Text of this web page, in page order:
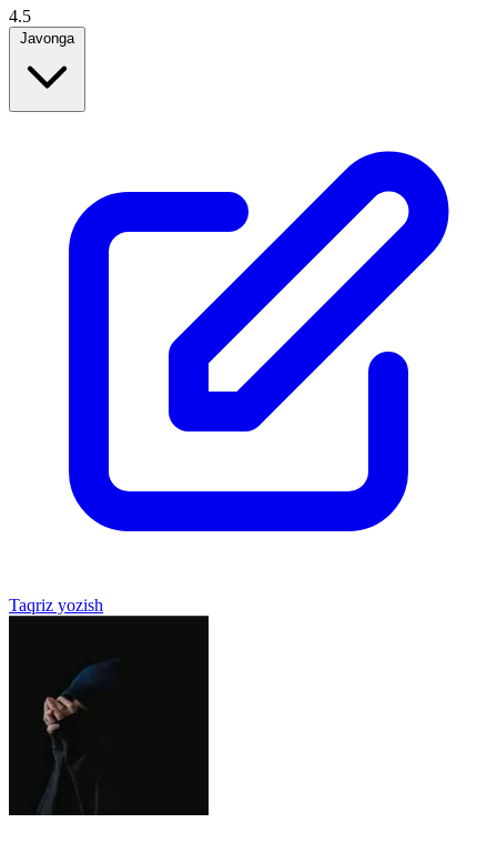
4.5
Javonga
Taqriz yozish